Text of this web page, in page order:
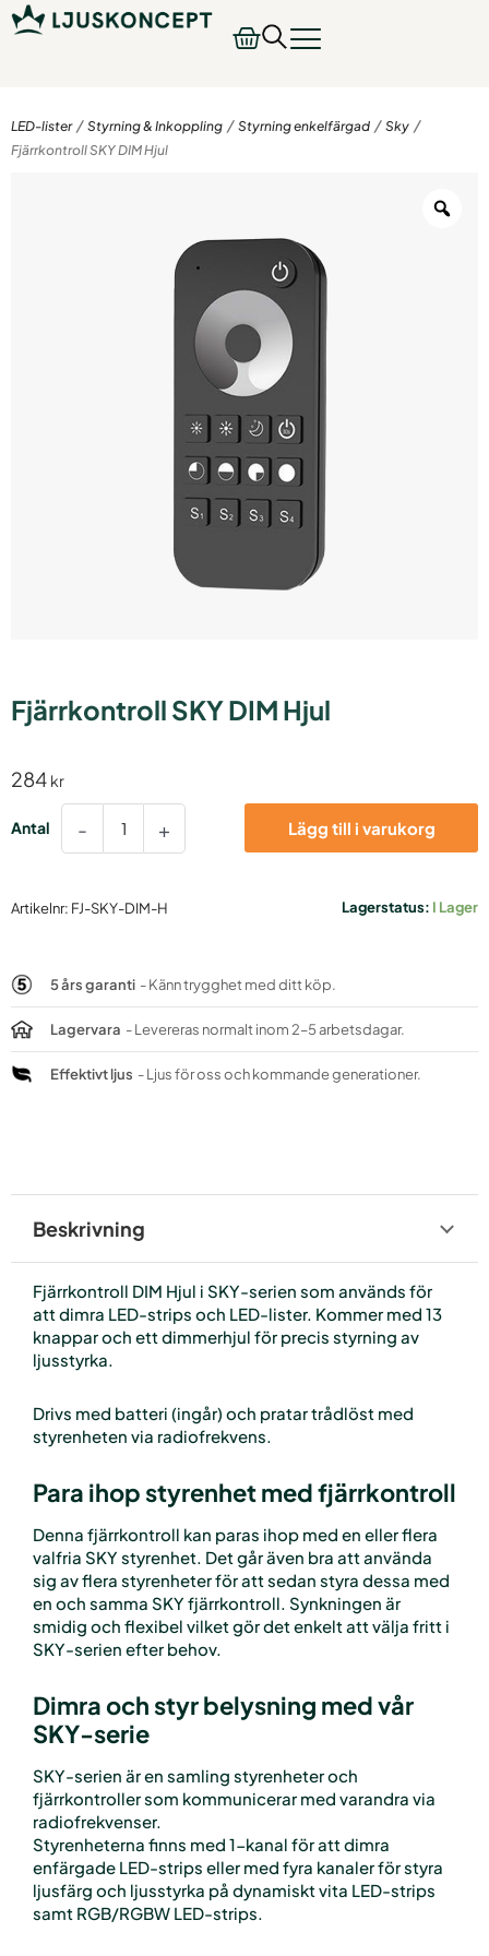
LED-lister / Styrning & Inkoppling / Styrning enkelfärgad / Sky /
Fjärrkontroll SKY DIM Hjul
Fjärrkontroll SKY DIM Hjul
284 kr
-
Fjärrkontroll
SKY
mängd
+ Lägg till i varukorg
Lagerstatus: I Lager
Artikelnr: FJ-SKY-DIM-H
5 års garanti - Känn trygghet med ditt köp.
Lagervara - Levereras normalt inom 2–5 arbetsdagar.
Effektivt ljus - Ljus för oss och kommande generationer.
Beskrivning
Fjärrkontroll DIM Hjul i SKY-serien som används för
att dimra LED-strips och LED-lister. Kommer med 13
knappar och ett dimmerhjul för precis styrning av
ljusstyrka.
Drivs med batteri (ingår) och pratar trådlöst med
styrenheten via radiofrekvens.
Para ihop styrenhet med fjärrkontroll
Denna fjärrkontroll kan paras ihop med en eller flera
valfria SKY styrenhet. Det går även bra att använda
sig av flera styrenheter för att sedan styra dessa med
en och samma SKY fjärrkontroll. Synkningen är
smidig och flexibel vilket gör det enkelt att välja fritt i
SKY-serien efter behov.
Dimra och styr belysning med vår
SKY-serie
SKY-serien är en samling styrenheter och
fjärrkontroller som kommunicerar med varandra via
radiofrekvenser.
Styrenheterna finns med 1-kanal för att dimra
enfärgade LED-strips eller med fyra kanaler för styra
ljusfärg och ljusstyrka på dynamiskt vita LED-strips
samt RGB/RGBW LED-strips.